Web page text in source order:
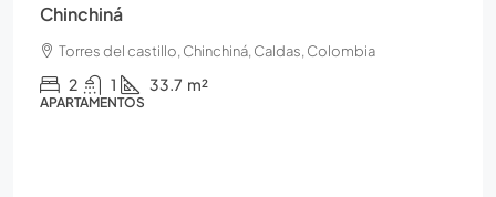
Chinchiná
Torres del castillo, Chinchiná, Caldas, Colombia
2 1 33.7 m²
APARTAMENTOS